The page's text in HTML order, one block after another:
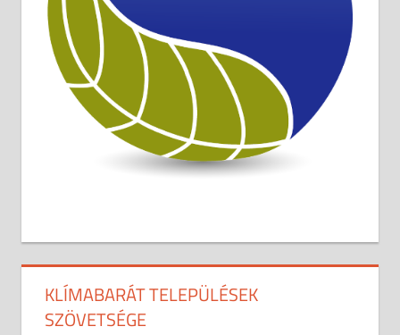
KLÍMABARÁT TELEPÜLÉSEK
SZÖVETSÉGE